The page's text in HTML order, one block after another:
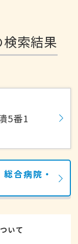
索結果
5番1
合病院・
いて